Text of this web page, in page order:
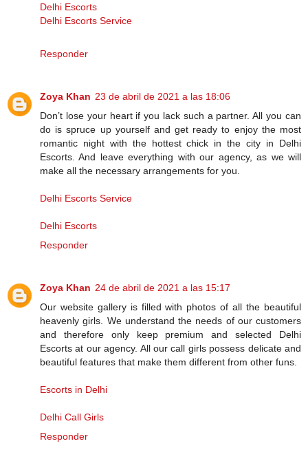
Delhi Escorts
Delhi Escorts Service
Responder
Zoya Khan 23 de abril de 2021 a las 18:06
Don’t lose your heart if you lack such a partner. All you can
do is spruce up yourself and get ready to enjoy the most
romantic night with the hottest chick in the city in Delhi
Escorts. And leave everything with our agency, as we will
make all the necessary arrangements for you.
Delhi Escorts Service
Delhi Escorts
Responder
Zoya Khan 24 de abril de 2021 a las 15:17
Our website gallery is filled with photos of all the beautiful
heavenly girls. We understand the needs of our customers
and therefore only keep premium and selected Delhi
Escorts at our agency. All our call girls possess delicate and
beautiful features that make them different from other funs.
Escorts in Delhi
Delhi Call Girls
Responder